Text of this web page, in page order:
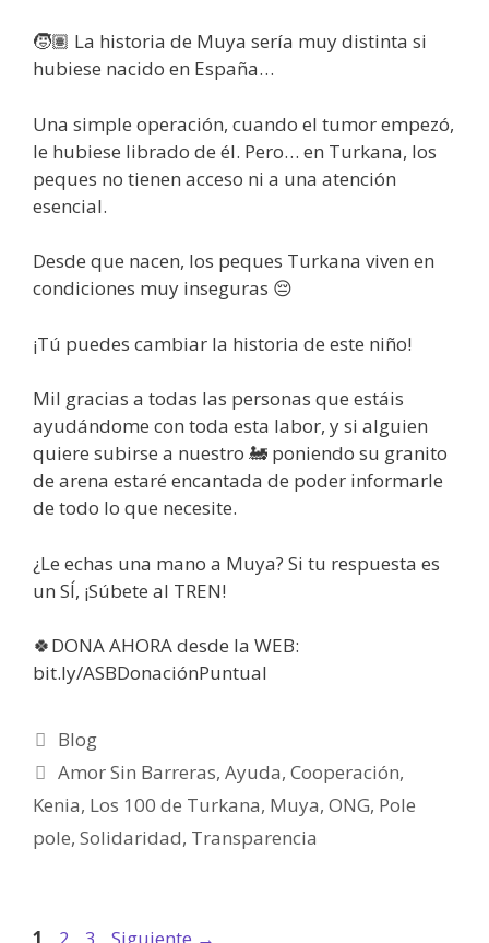
🧒🏽 La historia de Muya sería muy distinta si
hubiese nacido en España…
Una simple operación, cuando el tumor empezó,
le hubiese librado de él. Pero… en Turkana, los
peques no tienen acceso ni a una atención
esencial.
Desde que nacen, los peques Turkana viven en
condiciones muy inseguras 😔
¡Tú puedes cambiar la historia de este niño!
Mil gracias a todas las personas que estáis
ayudándome con toda esta labor, y si alguien
quiere subirse a nuestro 🚂 poniendo su granito
de arena estaré encantada de poder informarle
de todo lo que necesite.
¿Le echas una mano a Muya? Si tu respuesta es
un SÍ, ¡Súbete al TREN!
🍀DONA AHORA desde la WEB:
bit.ly/ASBDonaciónPuntual
Blog
Amor Sin Barreras,Ayuda,Cooperación,
Kenia, Los 100 de Turkana, Muya, ONG, Pole
pole, Solidaridad, Transparencia